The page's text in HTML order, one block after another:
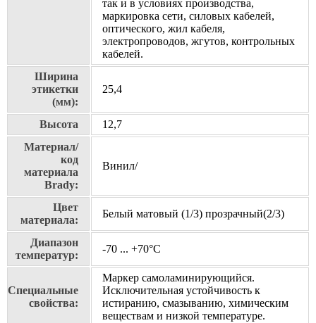
так и в условиях производства,
маркировка сети, силовых кабелей,
оптического, жил кабеля,
электропроводов, жгутов, контрольных
кабелей.
Ширина
этикетки
(мм):
25,4
Высота
12,7
Материал/
код
материала
Brady:
Винил/
Цвет
материала:
Белый матовый (1/3) прозрачный(2/3)
Диапазон
температур:
-70 ... +70°С
Специальные
свойства:
Маркер самоламинирующийся.
Исключительная устойчивость к
истиранию, смазыванию, химическим
веществам и низкой температуре.